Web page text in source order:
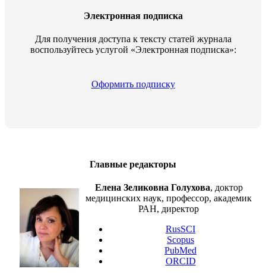
Электронная подписка
Для получения доступа к тексту статей журнала
воспользуйтесь услугой «Электронная подписка»:
Оформить подписку
Главные редакторы
Елена Зеликовна Голухова, доктор
медицинских наук, профессор, академик
РАН, директор
RusSCI
Scopus
PubMed
ORCID